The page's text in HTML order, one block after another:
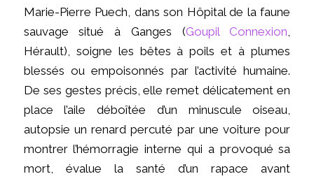
Marie-Pierre Puech, dans son Hôpital de la faune
sauvage situé à Ganges (Goupil Connexion
Hérault), soigne les bêtes à poils et à plumes
blessés ou empoisonnés par l’activité humaine.
De ses gestes précis, elle remet délicatement en
place l’aile déboîtée d’un minuscule oiseau,
autopsie un renard percuté par une voiture pour
montrer l’hémorragie interne qui a provoqué sa
mort, évalue la santé d’un rapace avant